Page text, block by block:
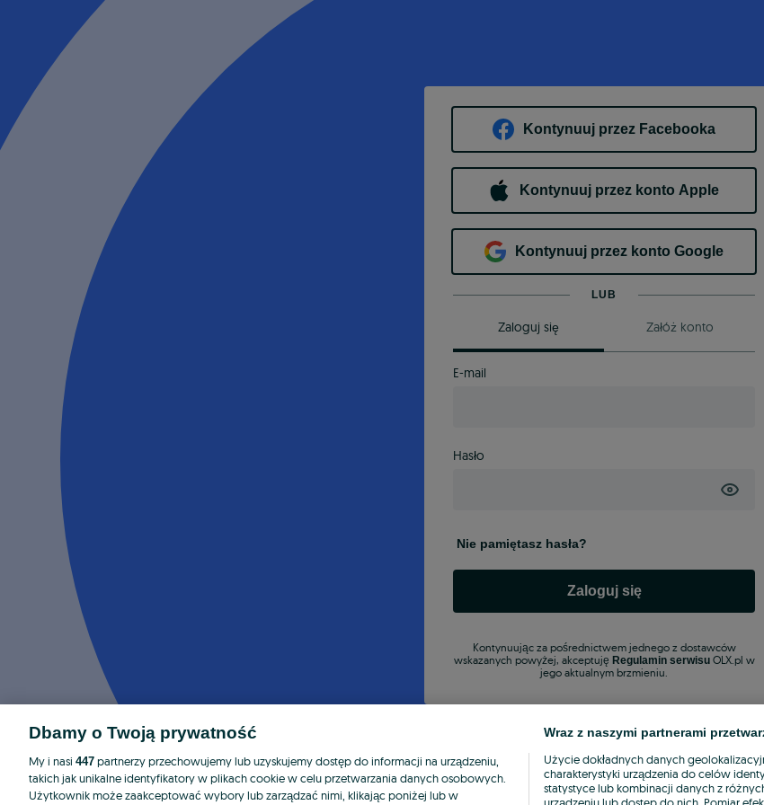
Kontynuuj przez Facebooka
Kontynuuj przez konto Apple
Kontynuuj przez konto Google
LUB
Zaloguj się Załóż konto
E-mail
Hasło
Nie pamiętasz hasła?
Zaloguj się
Kontynuując za pośrednictwem jednego z dostawców
wskazanych powyżej, akceptuję Regulamin serwisuOLX.pl w
jego aktualnym brzmieniu.
Dbamy o Twoją prywatność
My i nasi 447 partnerzy przechowujemy lub uzyskujemy dostęp do informacji na urządzeniu,
takich jak unikalne identyfikatory w plikach cookie w celu przetwarzania danych osobowych.
Użytkownik może zaakceptować wybory lub zarządzać nimi, klikając poniżej lub w
Wraz z naszymi partnerami
Użycie dokładnych danych
charakterystyki urządzenia do celów
statystyce lub kombinacji danych z